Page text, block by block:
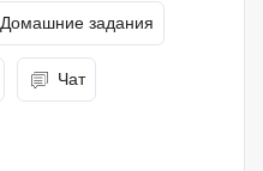
Домашние задания
Чат